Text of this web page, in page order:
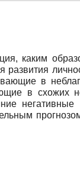
каким
в
в схожих
негативные